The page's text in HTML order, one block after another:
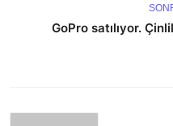
GoPro satılıyor.